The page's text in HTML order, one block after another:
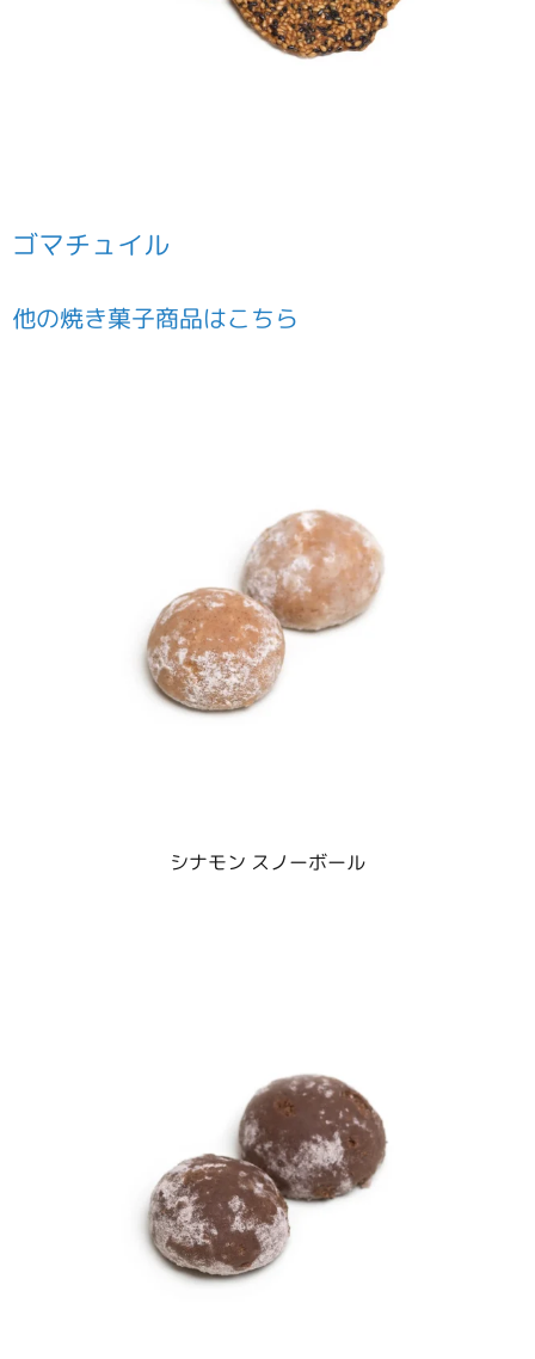
ゴマチュイル
他の焼き菓子商品はこちら
シナモン スノーボール